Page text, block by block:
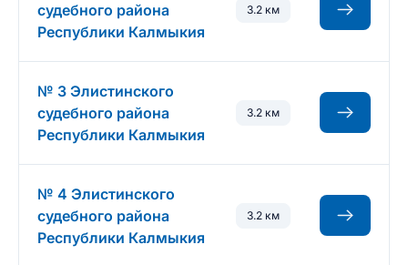
судебного района
Республики Калмыкия
3.2 км
№ 3 Элистинского
судебного района
Республики Калмыкия
3.2 км
№ 4 Элистинского
судебного района
Республики Калмыкия
3.2 км